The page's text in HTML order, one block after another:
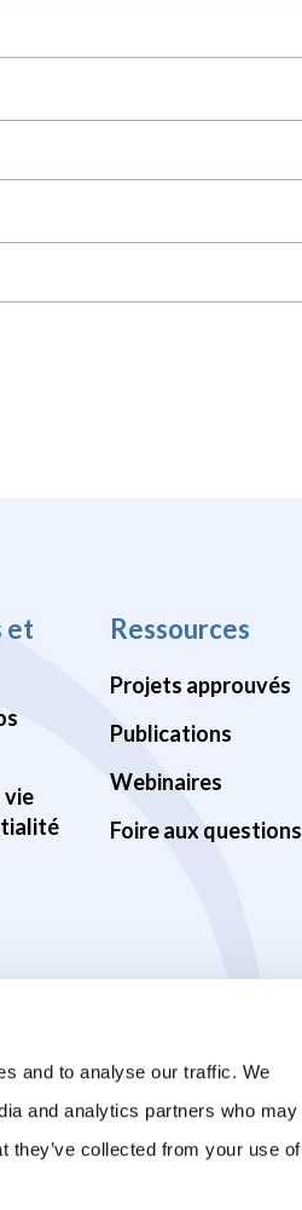
and to analyse our traffic. We
and analytics partners who may
they’ve collected from your use of
et
vie
Ressources
Projets approuvés
Publications
Webinaires
Foire aux questions